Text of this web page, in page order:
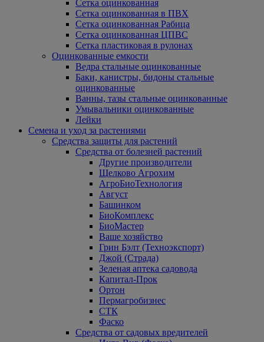
Сетка оцинкованная
Сетка оцинкованная в ПВХ
Сетка оцинкованная Рабица
Сетка оцинкованная ЦПВС
Сетка пластиковая в рулонах
Оцинкованные емкости
Ведра стальные оцинкованные
Баки, канистры, бидоны стальные
оцинкованные
Ванны, тазы стальные оцинкованные
Умывальники оцинкованные
Лейки
Семена и уход за растениями
Средства защиты для растений
Средства от болезней растений
Другие производители
Щелково Агрохим
АгроБиоТехнология
Август
Башинком
БиоКомплекс
БиоМастер
Ваше хозяйство
Грин Бэлт (Техноэкспорт)
Джой (Страда)
Зеленая аптека садовода
Капитал-Прок
Ортон
Пермагробизнес
СТК
Фаско
Средства от садовых вредителей